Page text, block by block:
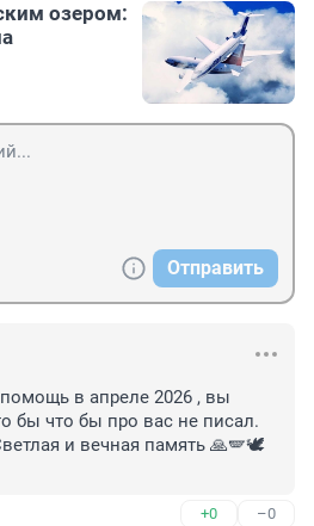
озером:
Отправить
в апреле 2026 , вы
бы что бы про вас не писал.
и вечная память 🙏🪽🕊
+0 –0